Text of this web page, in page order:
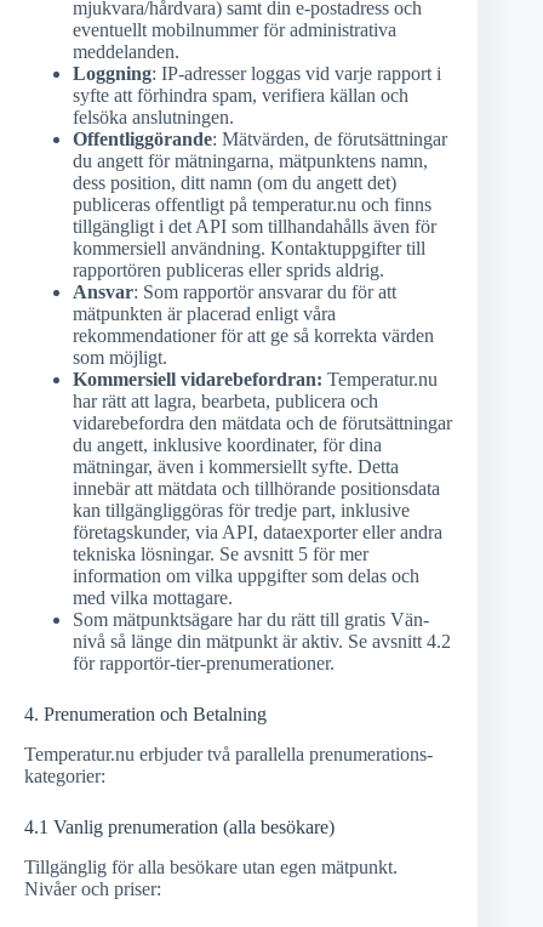
mjukvara/hårdvara) samt din e-postadress och
eventuellt mobilnummer för administrativa
meddelanden.
Loggning: IP-adresser loggas vid varje rapport i
syfte att förhindra spam, verifiera källan och
felsöka anslutningen.
Offentliggörande: Mätvärden, de förutsättningar
du angett för mätningarna, mätpunktens namn,
dess position, ditt namn (om du angett det)
publiceras offentligt på temperatur.nu och finns
tillgängligt i det API som tillhandahålls även för
kommersiell användning. Kontaktuppgifter till
rapportören publiceras eller sprids aldrig.
Ansvar: Som rapportör ansvarar du för att
mätpunkten är placerad enligt våra
rekommendationer för att ge så korrekta värden
som möjligt.
Kommersiell vidarebefordran: Temperatur.nu
har rätt att lagra, bearbeta, publicera och
vidarebefordra den mätdata och de förutsättningar
du angett, inklusive koordinater, för dina
mätningar, även i kommersiellt syfte. Detta
innebär att mätdata och tillhörande positionsdata
kan tillgängliggöras för tredje part, inklusive
företagskunder, via API, dataexporter eller andra
tekniska lösningar. Se avsnitt 5 för mer
information om vilka uppgifter som delas och
med vilka mottagare.
Som mätpunktsägare har du rätt till gratis Vän-
nivå så länge din mätpunkt är aktiv. Se avsnitt 4.2
för rapportör-tier-prenumerationer.
4. Prenumeration och Betalning
Temperatur.nu erbjuder två parallella prenumerations-
kategorier:
4.1 Vanlig prenumeration (alla besökare)
Tillgänglig för alla besökare utan egen mätpunkt.
Nivåer och priser: